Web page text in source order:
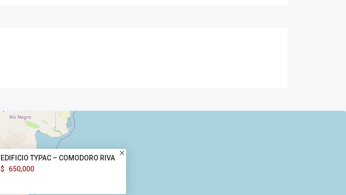
EDIFICIO TYPAC – COMODORO RIVA
$
650,000